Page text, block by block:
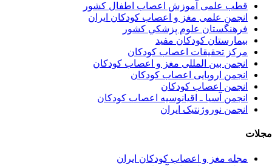
قطب علمی آموزش اعصاب اطفال کشور
انجمن علمی مغز و اعصاب کودکان ایران
فرهنگستان علوم پزشكي كشور
بیمارستان کودکان مفید
مرکز تحقیقات اعصاب کودکان
انجمن بین المللی مغز و اعصاب کودکان
انجمن اروپایی اعصاب کودکان
انجمن اعصاب کودکان
انجمن آسیا ـ اقیانوسیه اعصاب کودکان
انجمن نوروژنتیک ایران
مجلات
مجله مغز و اعصاب کودکان ایران